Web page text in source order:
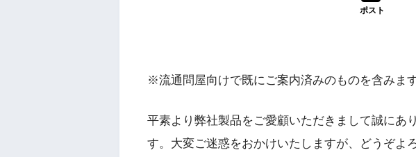
ポスト
※流通問屋向けで既にご案内済みのものを含みま
平素より弊社製品をご愛顧いただきまして誠にあ
す。大変ご迷惑をおかけいたしますが、どうぞよ